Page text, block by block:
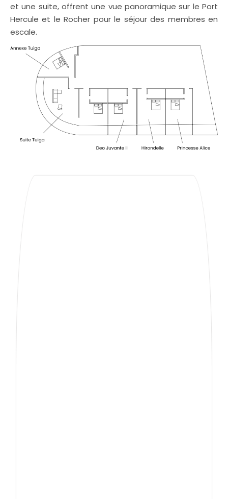
et une suite, offrent une vue panoramique sur le Port
Hercule et le Rocher pour le séjour des membres en
escale.